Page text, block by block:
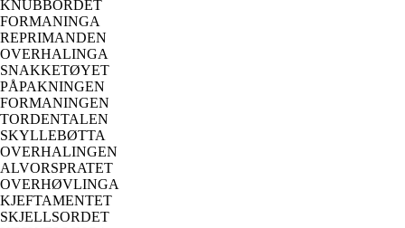
KNUBBORDET
FORMANINGA
REPRIMANDEN
OVERHALINGA
SNAKKETØYET
PÅPAKNINGEN
FORMANINGEN
TORDENTALEN
SKYLLEBØTTA
OVERHALINGEN
ALVORSPRATET
OVERHØVLINGA
KJEFTAMENTET
SKJELLSORDET